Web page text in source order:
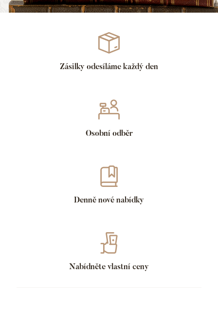
Zásilky odesíláme každý den
Osobní odběr
Denně nové nabídky
Nabídněte vlastní ceny